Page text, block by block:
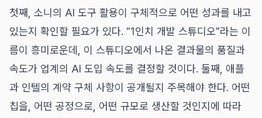
첫째, 소니의 AI 도구 활용이 구체적으로 어떤 성과를 내고
있는지 확인할 필요가 있다. "1인치 개발 스튜디오"라는 이
름이 흥미로운데, 이 스튜디오에서 나온 결과물의 품질과
속도가 업계의 AI 도입 속도를 결정할 것이다. 둘째, 애플
과 인텔의 계약 구체 사항이 공개될지 주목해야 한다. 어떤
칩을, 어떤 공정으로, 어떤 규모로 생산할 것인지에 따라